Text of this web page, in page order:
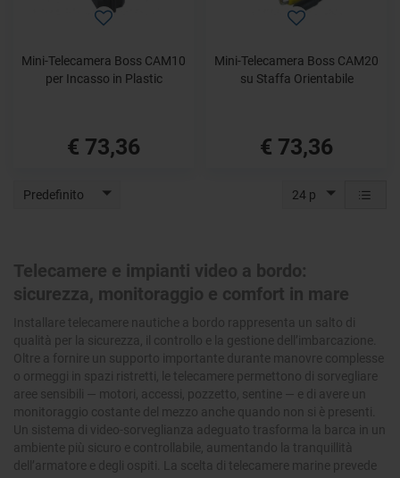
Mini-Telecamera Boss CAM10
per Incasso in Plastic
€ 73,36
Mini-Telecamera Boss CAM20
su Staffa Orientabile
€ 73,36
Predefinito 24 p
Telecamere e impianti video a bordo:
sicurezza, monitoraggio e comfort in mare
Installare telecamere nautiche a bordo rappresenta un salto di
qualità per la sicurezza, il controllo e la gestione dell’imbarcazione.
Oltre a fornire un supporto importante durante manovre complesse
o ormeggi in spazi ristretti, le telecamere permettono di sorvegliare
aree sensibili — motori, accessi, pozzetto, sentine — e di avere un
monitoraggio costante del mezzo anche quando non si è presenti.
Un sistema di video-sorveglianza adeguato trasforma la barca in un
ambiente più sicuro e controllabile, aumentando la tranquillità
dell’armatore e degli ospiti. La scelta di telecamere marine prevede